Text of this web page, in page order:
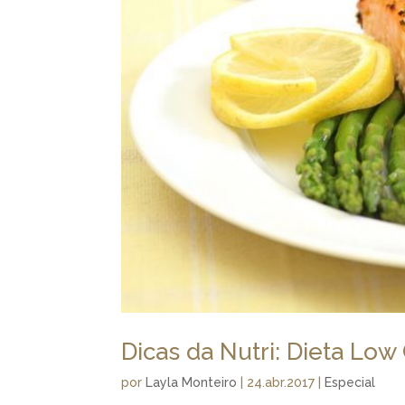
Dicas da Nutri: Dieta Low
por Layla Monteiro 24.abr.2017 Especial